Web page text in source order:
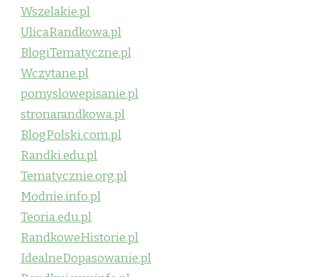
Wszelakie.pl
UlicaRandkowa.pl
BlogiTematyczne.pl
Wczytane.pl
pomyslowepisanie.pl
stronarandkowa.pl
BlogPolski.com.pl
Randki.edu.pl
Tematycznie.org.pl
Modnie.info.pl
Teoria.edu.pl
RandkoweHistorie.pl
IdealneDopasowanie.pl